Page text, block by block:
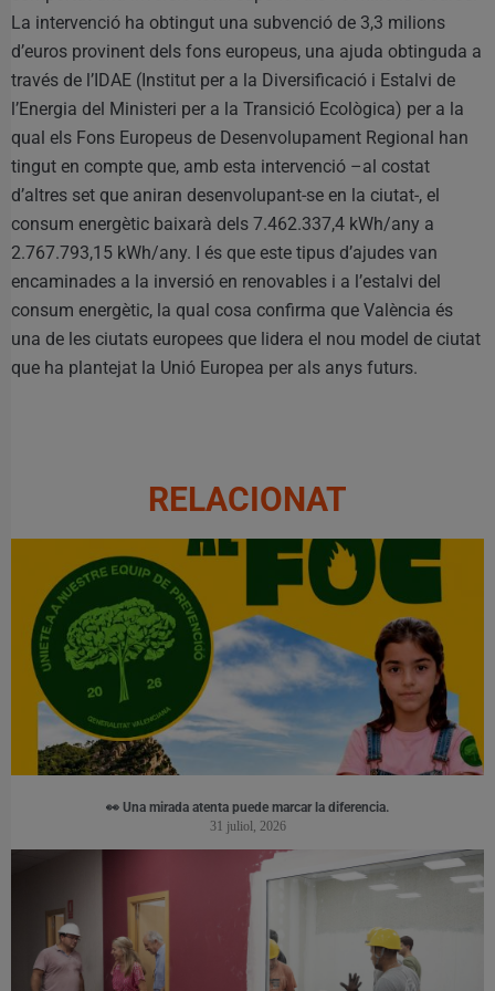
La intervenció ha obtingut una subvenció de 3,3 milions
d’euros provinent dels fons europeus, una ajuda obtinguda a
través de l’IDAE (Institut per a la Diversificació i Estalvi de
l’Energia del Ministeri per a la Transició Ecològica) per a la
qual els Fons Europeus de Desenvolupament Regional han
tingut en compte que, amb esta intervenció –al costat
d’altres set que aniran desenvolupant-se en la ciutat-, el
consum energètic baixarà dels 7.462.337,4 kWh/any a
2.767.793,15 kWh/any. I és que este tipus d’ajudes van
encaminades a la inversió en renovables i a l’estalvi del
consum energètic, la qual cosa confirma que València és
una de les ciutats europees que lidera el nou model de ciutat
que ha plantejat la Unió Europea per als anys futurs.
RELACIONAT
👀 Una mirada atenta puede marcar la diferencia.
31 juliol, 2026